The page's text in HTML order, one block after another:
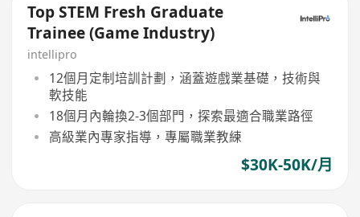
Top STEM Fresh Graduate
Trainee (Game Industry)
intellipro
12個月定制培訓計劃，涵蓋遊戲業基礎，技術與
軟技能
18個月內輪換2-3個部門，探索最適合職業路徑
高級業內專家指導，專屬職業教練
$30K-50K/月